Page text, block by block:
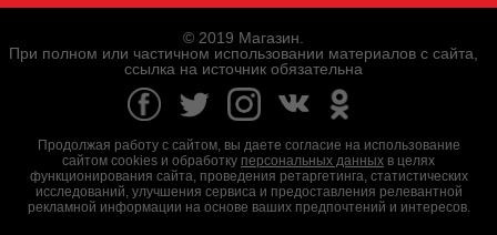
© 2019 Магазин.
При полном или частичном использовании материалов с сайта,
ссылка на источник обязательна
Продолжая работу с сайтом, вы даете согласие на использование
сайтом cookies и обработку персональных данных в целях
функционирования сайта, проведения ретаргетинга, статистических
исследований, улучшения сервиса и предоставления релевантной
рекламной информации на основе ваших предпочтений и интересов.